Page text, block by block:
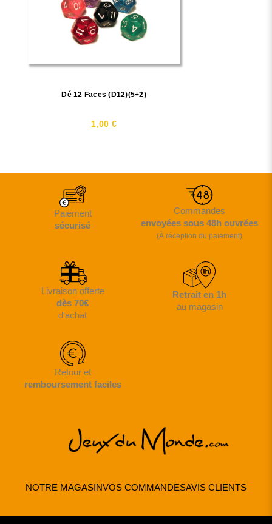
Dé 12 Faces (D12)(5+2)
1,00 €
Paiement
sécurisé
Commandes
envoyées sous 48h ouvrées
(À réception du paiement)
Livraison offerte
dès 70€
d'achat
Retrait en 1h
au magasin
Retour et
remboursement faciles
NOTRE MAGASINVOS COMMANDESAVIS CLIENTS